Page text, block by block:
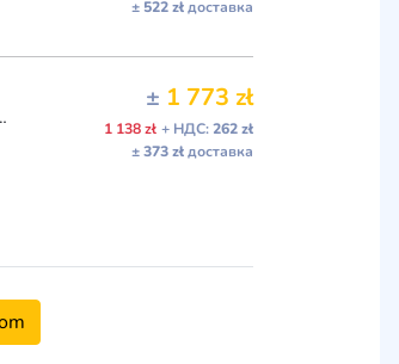
± 522 złдоставка
Action Figure In Stock
± 1 773 zł
1 138 zł + НДС:262 zł
± 373 złдоставка